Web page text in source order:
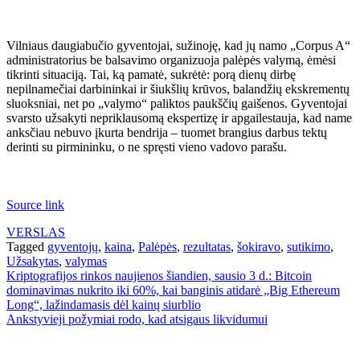
Vilniaus daugiabučio gyventojai, sužinoję, kad jų namo „Corpus A“
administratorius be balsavimo organizuoja palėpės valymą, ėmėsi
tikrinti situaciją. Tai, ką pamatė, sukrėtė: porą dienų dirbę
nepilnamečiai darbininkai ir šiukšlių krūvos, balandžių ekskrementų
sluoksniai, net po „valymo“ paliktos paukščių gaišenos. Gyventojai
svarsto užsakyti nepriklausomą ekspertizę ir apgailestauja, kad name
anksčiau nebuvo įkurta bendrija – tuomet brangius darbus tektų
derinti su pirmininku, o ne spręsti vieno vadovo parašu.
Source link
VERSLAS
Tagged gyventojų, kaina, Palėpės, rezultatas, šokiravo, sutikimo,
Užsakytas, valymas
Navigacija
tarp
įrašų
Kriptografijos rinkos naujienos šiandien, sausio 3 d.: Bitcoin
dominavimas nukrito iki 60%, kai banginis atidarė „Big Ethereum
Long“, lažindamasis dėl kainų siurblio
Ankstyvieji požymiai rodo, kad atsigaus likvidumui